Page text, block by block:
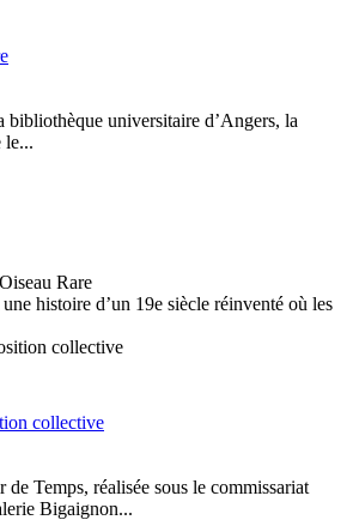
bibliothèque universitaire d’Angers, la
le...
Rare
histoire d’un 19e siècle réinventé où les
collective
Temps, réalisée sous le commissariat
Bigaignon...